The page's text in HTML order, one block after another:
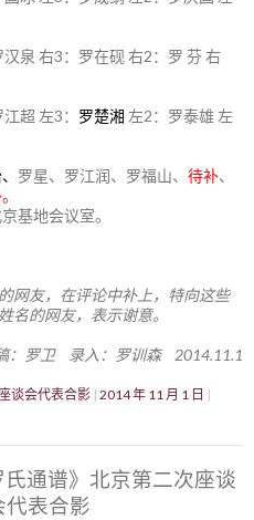
泉 右3：罗在砚 右2：罗 芬 右
超 左3： 罗楚湘 左2：罗泰雄 左
罗星、罗江润、罗福山、 待补、
基地会议室。
网友，在评论中补上，特向这些
名的网友，表示谢意。
：罗卫 录入：罗训森 2014.11.1
谈会代表合影 2014 年 11 月 1 日
通谱》北京第二次座谈
代表合影